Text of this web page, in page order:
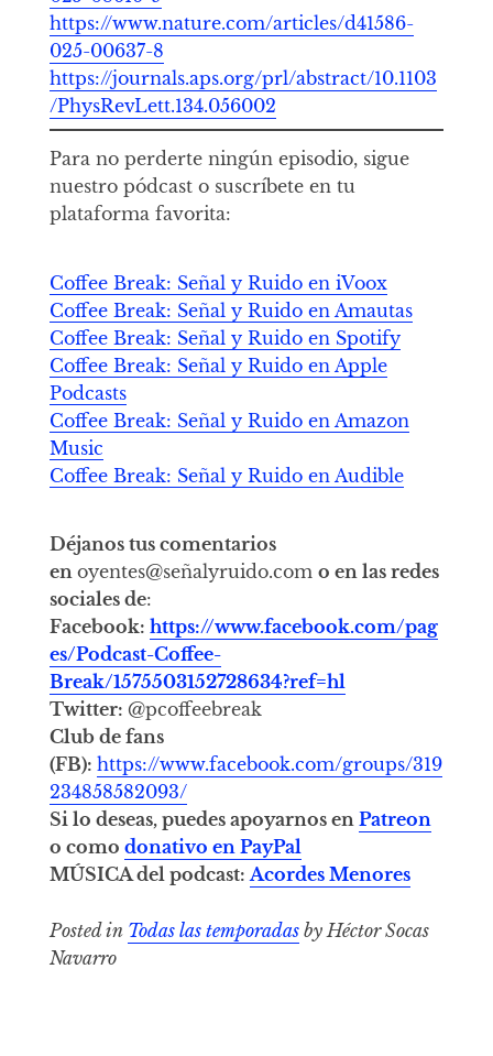
https://www.nature.com/articles/d41586-
025-00637-8
https://journals.aps.org/prl/abstract/10.1103
/PhysRevLett.134.056002
Para no perderte ningún episodio, sigue
nuestro pódcast o suscríbete en tu
plataforma favorita:
Coffee Break: Señal y Ruido en iVoox
Coffee Break: Señal y Ruido en Amautas
Coffee Break: Señal y Ruido en Spotify
Coffee Break: Señal y Ruido en Apple
Podcasts
Coffee Break: Señal y Ruido en Amazon
Music
Coffee Break: Señal y Ruido en Audible
Déjanos tus comentarios
en oyentes@señalyruido.com o en las redes
sociales de:
Facebook: https://www.facebook.com/pag
es/Podcast-Coffee-
Break/1575503152728634?ref=hl
Twitter: @pcoffeebreak
Club de fans
(FB): https://www.facebook.com/groups/319
234858582093/
Si lo deseas, puedes apoyarnos en Patreon
o como donativo en PayPal
MÚSICA del podcast:Acordes Menores
Posted in Todas las temporadasby Héctor Socas
Navarro